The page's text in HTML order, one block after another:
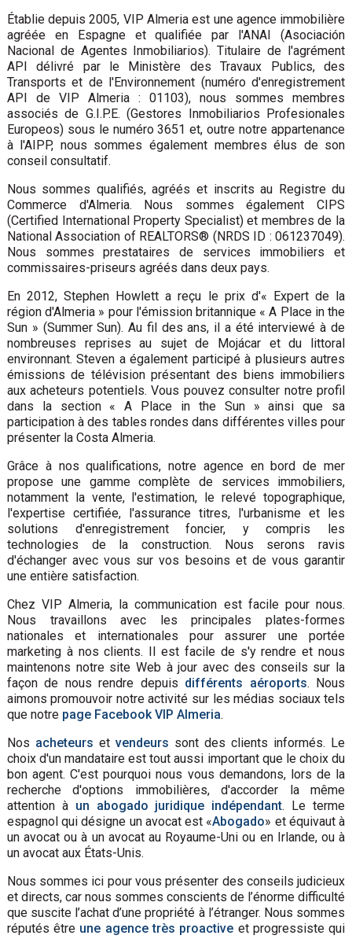
Établie depuis 2005, VIP Almeria est une agence immobilière
agréée en Espagne et qualifiée par l'ANAI (Asociación
Nacional de Agentes Inmobiliarios). Titulaire de l'agrément
API délivré par le Ministère des Travaux Publics, des
Transports et de l'Environnement (numéro d'enregistrement
API de VIP Almeria : 01103), nous sommes membres
associés de G.I.P.E. (Gestores Inmobiliarios Profesionales
Europeos) sous le numéro 3651 et, outre notre appartenance
à l'AIPP, nous sommes également membres élus de son
conseil consultatif.
Nous sommes qualifiés, agréés et inscrits au Registre du
Commerce d'Almeria. Nous sommes également CIPS
(Certified International Property Specialist) et membres de la
National Association of REALTORS® (NRDS ID : 061237049).
Nous sommes prestataires de services immobiliers et
commissaires-priseurs agréés dans deux pays.
En 2012, Stephen Howlett a reçu le prix d'« Expert de la
région d'Almeria » pour l'émission britannique « A Place in the
Sun » (Summer Sun). Au fil des ans, il a été interviewé à de
nombreuses reprises au sujet de Mojácar et du littoral
environnant. Steven a également participé à plusieurs autres
émissions de télévision présentant des biens immobiliers
aux acheteurs potentiels. Vous pouvez consulter notre profil
dans la section « A Place in the Sun » ainsi que sa
participation à des tables rondes dans différentes villes pour
présenter la Costa Almeria.
Grâce à nos qualifications, notre agence en bord de mer
propose une gamme complète de services immobiliers,
notamment la vente, l'estimation, le relevé topographique,
l'expertise certifiée, l'assurance titres, l'urbanisme et les
solutions d'enregistrement foncier, y compris les
technologies de la construction. Nous serons ravis
d'échanger avec vous sur vos besoins et de vous garantir
une entière satisfaction.
Chez VIP Almeria, la communication est facile pour nous.
Nous travaillons avec les principales plates-formes
nationales et internationales pour assurer une portée
marketing à nos clients. Il est facile de s'y rendre et nous
maintenons notre site Web à jour avec des conseils sur la
façon de nous rendre depuis différents aéroports. Nous
aimons promouvoir notre activité sur les médias sociaux tels
que notre page Facebook VIP Almeria.
Nos acheteurs et vendeurs sont des clients informés. Le
choix d'un mandataire est tout aussi important que le choix du
bon agent. C'est pourquoi nous vous demandons, lors de la
recherche d'options immobilières, d'accorder la même
attention à un abogado juridique indépendant. Le terme
espagnol qui désigne un avocat est «Abogado» et équivaut à
un avocat ou à un avocat au Royaume-Uni ou en Irlande, ou à
un avocat aux États-Unis.
Nous sommes ici pour vous présenter des conseils judicieux
et directs, car nous sommes conscients de l’énorme difficulté
que suscite l’achat d’une propriété à l’étranger. Nous sommes
réputés être une agence très proactive et progressiste qui